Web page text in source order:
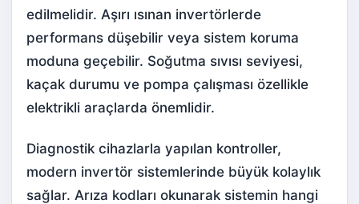
edilmelidir. Aşırı ısınan invertörlerde
performans düşebilir veya sistem koruma
moduna geçebilir. Soğutma sıvısı seviyesi,
kaçak durumu ve pompa çalışması özellikle
elektrikli araçlarda önemlidir.
Diagnostik cihazlarla yapılan kontroller,
modern invertör sistemlerinde büyük kolaylık
sağlar. Arıza kodları okunarak sistemin hangi